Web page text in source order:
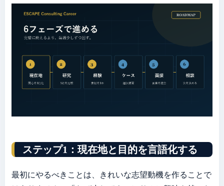
ステップ1：現在地と目的を言語化する
最初にやるべきことは、きれいな志望動機を作ることで